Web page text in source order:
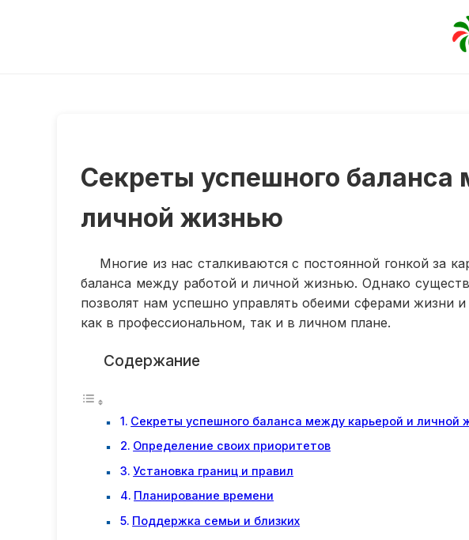
Секреты успешного баланса
личной жизнью
Многие из нас сталкиваются с постоянной гонкой за
баланса между работой и личной жизнью. Однако
позволят нам успешно управлять обеими сферами жизни
как в профессиональном, так и в личном плане.
Содержание
Секреты успешного баланса между карьерой и личной
Определение своих приоритетов
Установка границ и правил
Планирование времени
Поддержка семьи и близких